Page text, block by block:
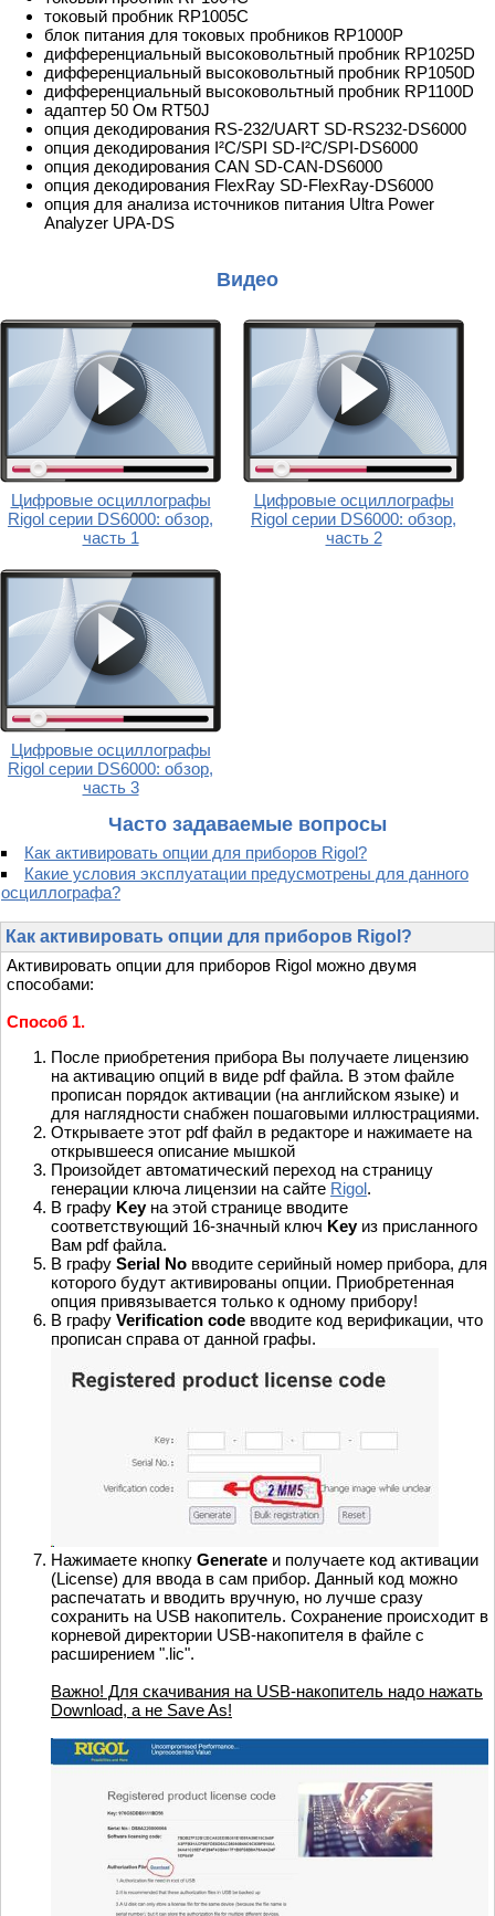
токовый пробник RP1005C
блок питания для токовых пробников RP1000P
дифференциальный высоковольтный пробник RP1025D
дифференциальный высоковольтный пробник RP1050D
дифференциальный высоковольтный пробник RP1100D
адаптер 50 Ом RT50J
опция декодирования RS-232/UART SD-RS232-DS6000
опция декодирования I²C/SPI SD-I²C/SPI-DS6000
опция декодирования CAN SD-CAN-DS6000
опция декодирования FlexRay SD-FlexRay-DS6000
опция для анализа источников питания Ultra Power
Analyzer UPA-DS
Видео
Цифровые осциллографы
Rigol серии DS6000: обзор,
часть 1
Цифровые осциллографы
Rigol серии DS6000: обзор,
часть 2
Цифровые осциллографы
Rigol серии DS6000: обзор,
часть 3
Часто задаваемые вопросы
Как активировать опции для приборов Rigol?
Какие условия эксплуатации предусмотрены для данного
осциллографа?
Как активировать опции для приборов Rigol?
Активировать опции для приборов Rigol можно двумя
способами:
Способ 1.
После приобретения прибора Вы получаете лицензию
на активацию опций в виде pdf файла. В этом файле
прописан порядок активации (на английском языке) и
для наглядности снабжен пошаговыми иллюстрациями.
Открываете этот pdf файл в редакторе и нажимаете на
открывшееся описание мышкой
Произойдет автоматический переход на страницу
генерации ключа лицензии на сайте Rigol.
В графу Keyна этой странице вводите
соответствующий 16-значный ключ Keyиз присланного
Вам pdf файла.
В графу Serial No вводите серийный номер прибора, для
которого будут активированы опции. Приобретенная
опция привязывается только к одному прибору!
В графу Verification code вводите код верификации, что
прописан справа от данной графы.
Нажимаете кнопку Generate и получаете код активации
(License) для ввода в сам прибор. Данный код можно
распечатать и вводить вручную, но лучше сразу
сохранить на USB накопитель. Сохранение происходит в
корневой директории USB-накопителя в файле с
расширением ".lic".
Важно! Для скачивания на USB-накопитель надо нажать
Download, а не Save As!